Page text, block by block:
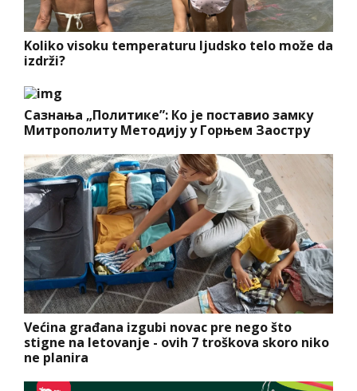
Koliko visoku temperaturu ljudsko telo može da
izdrži?
Сазнања „Политике”: Ко је поставио замку
Митрополиту Методију у Горњем Заостру
Većina građana izgubi novac pre nego što
stigne na letovanje - ovih 7 troškova skoro niko
ne planira